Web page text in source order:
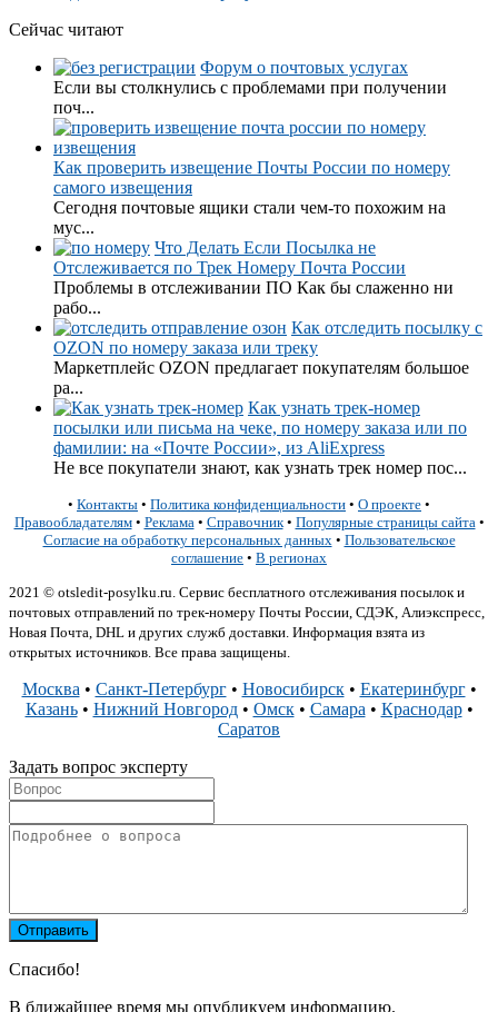
Сейчас читают
Форум о почтовых услугах
Если вы столкнулись с проблемами при получении
поч...
Как проверить извещение Почты России по номеру
самого извещения
Сегодня почтовые ящики стали чем-то похожим на
мус...
Что Делать Если Посылка не
Отслеживается по Трек Номеру Почта России
Проблемы в отслеживании ПО Как бы слаженно ни
рабо...
Как отследить посылку с
OZON по номеру заказа или треку
Маркетплейс OZON предлагает покупателям большое
ра...
Как узнать трек-номер
посылки или письма на чеке, по номеру заказа или по
фамилии: на «Почте России», из AliExpress
Не все покупатели знают, как узнать трек номер пос...
• Контакты • Политика конфиденциальности • О проекте •
Правообладателям• Реклама • Справочник• Популярные страницы сайта •
Согласие на обработку персональных данных • Пользовательское
соглашение • В регионах
2021 © otsledit-posylku.ru. Сервис бесплатного отслеживания посылок и
почтовых отправлений по трек-номеру Почты России, СДЭК, Алиэкспресс,
Новая Почта, DHL и других служб доставки. Информация взята из
открытых источников. Все права защищены.
Москва • Санкт-Петербург• Новосибирск• Екатеринбург•
Казань• Нижний Новгород• Омск• Самара • Краснодар•
Саратов
Задать вопрос эксперту
Спасибо!
В ближайшее время мы опубликуем информацию.